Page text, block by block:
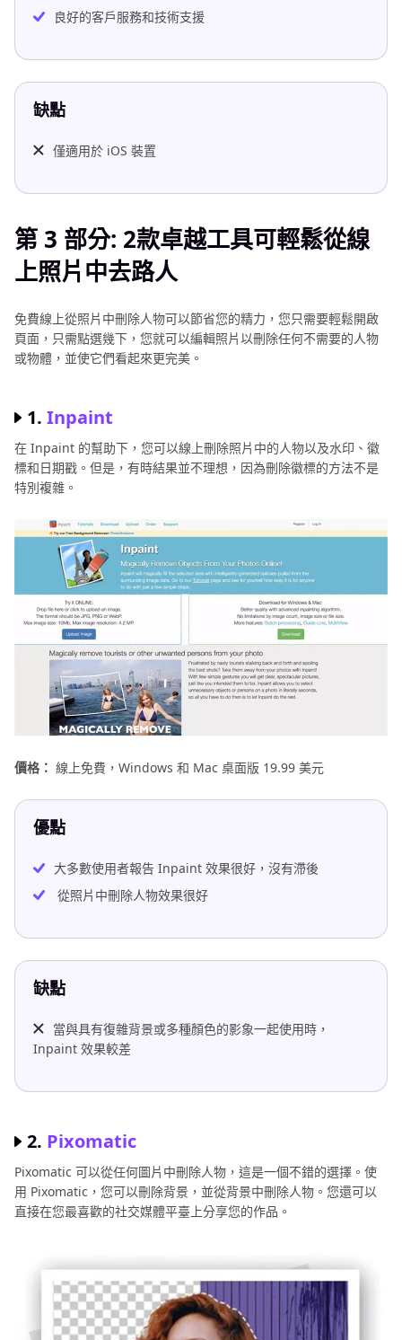
良好的客戶服務和技術支援
缺點
僅適用於 iOS 裝置
第 3 部分: 2款卓越工具可輕鬆從線
上照片中去路人
免費線上從照片中刪除人物可以節省您的精力，您只需要輕鬆開啟
頁面，只需點選幾下，您就可以編輯照片以刪除任何不需要的人物
或物體，並使它們看起來更完美。
1. Inpaint
在 Inpaint 的幫助下，您可以線上刪除照片中的人物以及水印、徽
標和日期戳。但是，有時結果並不理想，因為刪除徽標的方法不是
特別複雜。
價格： 線上免費，Windows 和 Mac 桌面版 19.99 美元
優點
大多數使用者報告 Inpaint 效果很好，沒有滯後
從照片中刪除人物效果很好
缺點
當與具有復雜背景或多種顏色的影象一起使用時，
Inpaint 效果較差
2. Pixomatic
Pixomatic 可以從任何圖片中刪除人物，這是一個不錯的選擇。使
用 Pixomatic，您可以刪除背景，並從背景中刪除人物。您還可以
直接在您最喜歡的社交媒體平臺上分享您的作品。